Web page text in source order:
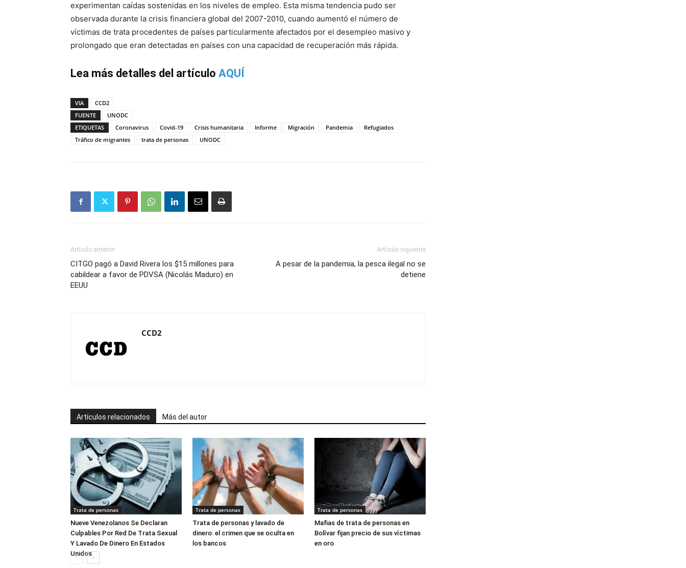
experimentan caídas sostenidas en los niveles de empleo. Esta misma tendencia pudo ser
observada durante la crisis financiera global del 2007-2010, cuando aumentó el número de
víctimas de trata procedentes de países particularmente afectados por el desempleo masivo y
prolongado que eran detectadas en países con una capacidad de recuperación más rápida.
Lea más detalles del artículo AQUÍ
VIA
CCD2
FUENTE
UNODC
ETIQUETAS
Coronavirus Covid-19 Crisis humanitaria Informe Migración Pandemia
Refugiados
Tráfico de migrantes
trata de personas UNODC
Artículo anterior
CITGO pagó a David Rivera los $15 millones para
cabildear a favor de PDVSA (Nicolás Maduro) en
EEUU
Artículo siguiente
A pesar de la pandemia, la pesca ilegal no se
detiene
CCD2
Artículos relacionados Más del autor
Trata de personas
Nueve Venezolanos Se Declaran
Culpables Por Red De Trata Sexual
Y Lavado De Dinero En Estados
Unidos
Trata de personas
Trata de personas y lavado de
dinero: el crimen que se oculta en
los bancos
Trata de personas
Mafias de trata de personas en
Bolívar fijan precio de sus víctimas
en oro